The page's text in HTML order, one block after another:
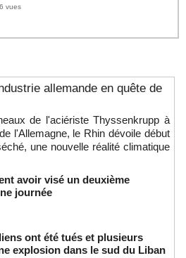
vues
allemande en quête de
de l'aciériste Thyssenkrupp à
l'Allemagne, le Rhin dévoile début
une nouvelle réalité climatique
avoir visé un deuxième
journée
ont été tués et plusieurs
explosion dans le sud du Liban